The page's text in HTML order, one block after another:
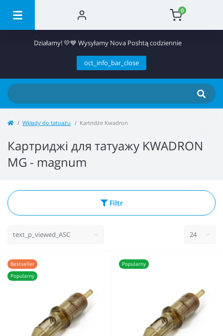
0
Działamy! 💛💙 Wysyłamy Nova Poshtą codziennie
oct_info_bar_close
Wkłady do tatuażu Kartridże Kwadron
Картриджі для татуажу KWADRON
MG - magnum
Filtr
Bestseller
Popularny
Popularny